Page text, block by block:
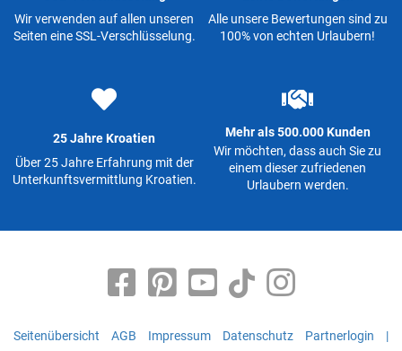
Wir verwenden auf allen unseren
Seiten eine SSL-Verschlüsselung.
Alle unsere Bewertungen sind zu
100% von echten Urlaubern!
25 Jahre Kroatien
Über 25 Jahre Erfahrung mit der
Unterkunftsvermittlung Kroatien.
Mehr als 500.000 Kunden
Wir möchten, dass auch Sie zu
einem dieser zufriedenen
Urlaubern werden.
Seitenübersicht AGB Impressum Datenschutz Partnerlogin |